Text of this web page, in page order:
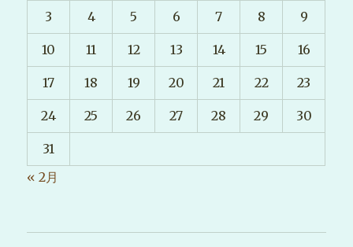
3 4 5 6 7 8 9
10 11 12 13 14 15 16
17 18 19 20 21 22 23
24 25 26 27 28 29 30
31
« 2月